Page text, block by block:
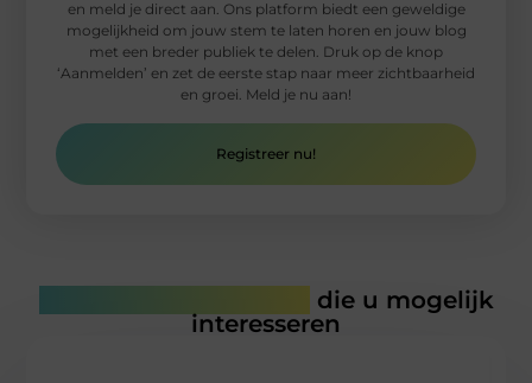
en meld je direct aan. Ons platform biedt een geweldige
mogelijkheid om jouw stem te laten horen en jouw blog
met een breder publiek te delen. Druk op de knop
‘Aanmelden’ en zet de eerste stap naar meer zichtbaarheid
en groei. Meld je nu aan!
Registreer nu!
die u mogelijk
interesseren